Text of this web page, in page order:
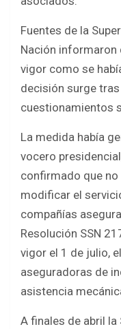
k
p
Fuentes de la
Nación informaron
vigor como se
decisión surge
cuestionamientos
La medida había
vocero
confirmado que
modificar el
compañías
Resolución SSN
vigor el 1 de julio,
aseguradoras de
asistencia
A finales de abril